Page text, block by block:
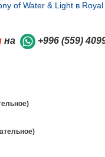
of Water & Light в
на +996 (559)